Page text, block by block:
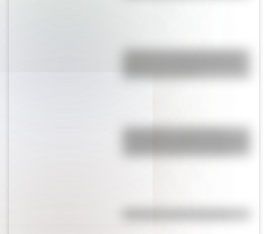
¿Sabías que Argentina tuvo la
alta de Sudamérica?
17 de agosto: actividades y